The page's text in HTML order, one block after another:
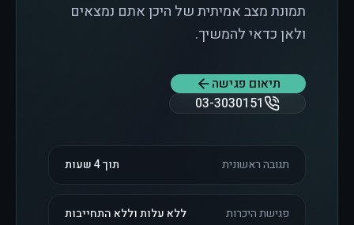
תמונת מצב אמיתית של היכן אתם נמצאים
ולאן כדאי להמשיך.
תיאום פגישה
03-3030151
תגובה ראשונית תוך 4 שעות
פגישת היכרות ללא עלות וללא התחייבות